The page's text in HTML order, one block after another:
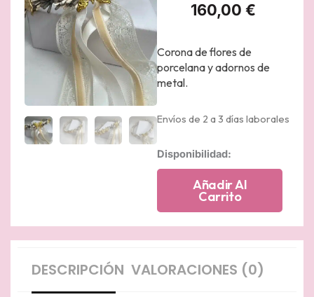
160,00 €
Corona de flores de
porcelana y adornos de
metal.
Envíos de 2 a 3 días laborales
Disponibilidad:
Corona
comunion
flores
Añadir Al
Carrito
DESCRIPCIÓN VALORACIONES (0)